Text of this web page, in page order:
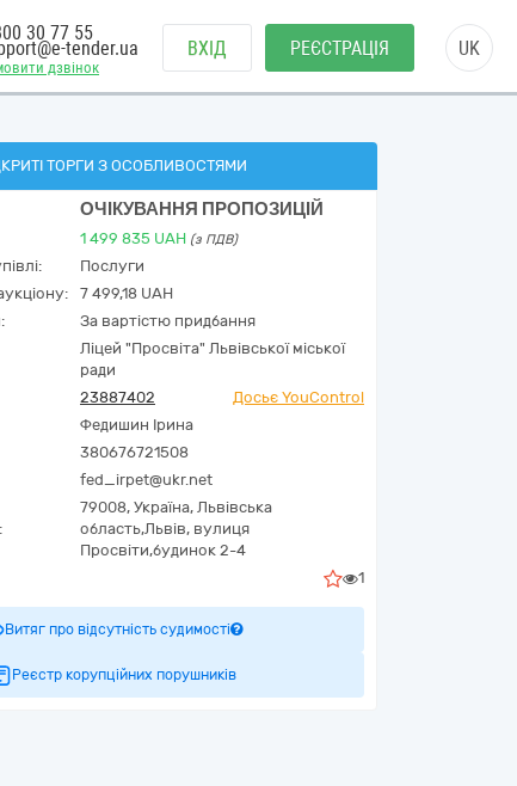
дзвінок
30 77 55
tender.ua ВХІД РЕЄСТРАЦІЯ UK
ТОРГИ З ОСОБЛИВОСТЯМИ
ОЧІКУВАННЯ ПРОПОЗИЦІЙ
1 499 835 UAH (з ПДВ)
Послуги
7 499,18 UAH
За вартістю придбання
Ліцей "Просвіта" Львівської міської
ради
23887402
Досьє YouControl
Федишин Ірина
380676721508
fed_irpet@ukr.net
79008, Україна, Львівська
область,Львів, вулиця
Просвіти,будинок 2-4
1
Витяг про відсутність судимості
Реєстр корупційних порушників